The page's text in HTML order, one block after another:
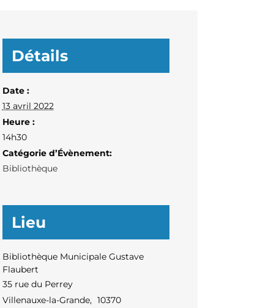
Détails
Date :
13 avril 2022
Heure :
14h30
Catégorie d’Évènement:
Bibliothèque
Lieu
Bibliothèque Municipale Gustave
Flaubert
35 rue du Perrey
Villenauxe-la-Grande, 10370